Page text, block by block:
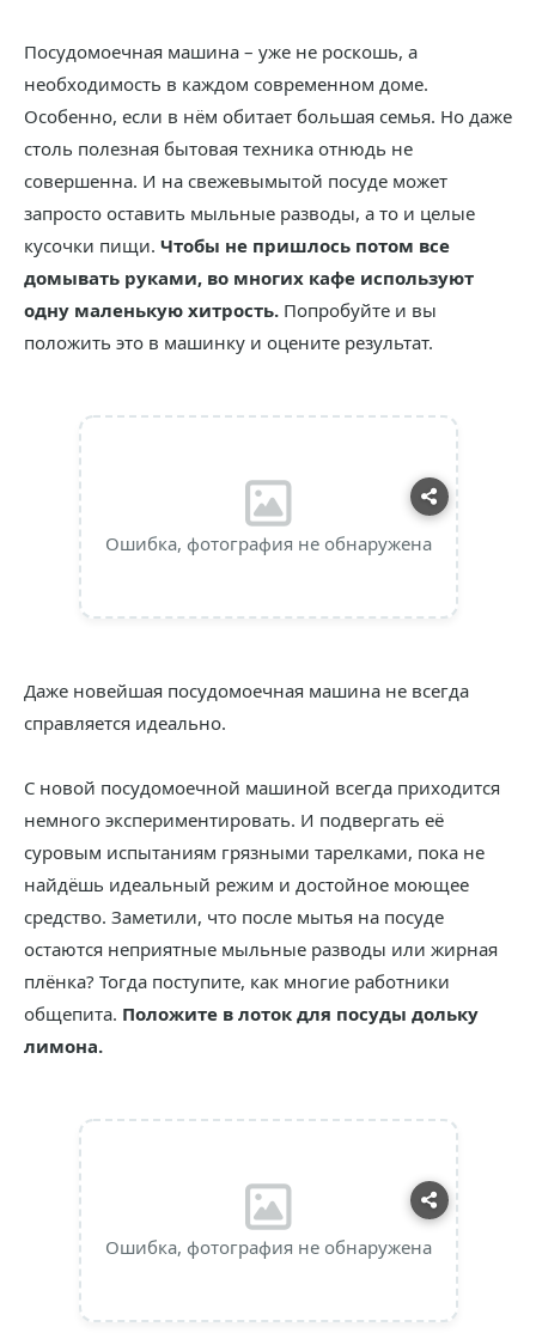
Посудомоечная машина – уже не роскошь, а
необходимость в каждом современном доме.
Особенно, если в нём обитает большая семья. Но даже
столь полезная бытовая техника отнюдь не
совершенна. И на свежевымытой посуде может
запросто оставить мыльные разводы, а то и целые
кусочки пищи. Чтобы не пришлось потом все
домывать руками, во многих кафе используют
одну маленькую хитрость. Попробуйте и вы
положить это в машинку и оцените результат.
Ошибка, фотография не обнаружена
Даже новейшая посудомоечная машина не всегда
справляется идеально.
С новой посудомоечной машиной всегда приходится
немного экспериментировать. И подвергать её
суровым испытаниям грязными тарелками, пока не
найдёшь идеальный режим и достойное моющее
средство. Заметили, что после мытья на посуде
остаются неприятные мыльные разводы или жирная
плёнка? Тогда поступите, как многие работники
общепита. Положите в лоток для посуды дольку
лимона.
Ошибка, фотография не обнаружена